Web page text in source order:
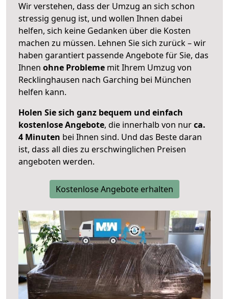
Wir verstehen, dass der Umzug an sich schon
stressig genug ist, und wollen Ihnen dabei
helfen, sich keine Gedanken über die Kosten
machen zu müssen. Lehnen Sie sich zurück – wir
haben garantiert passende Angebote für Sie, das
Ihnen ohne Probleme mit Ihrem Umzug von
Recklinghausen nach Garching bei München
helfen kann.
Holen Sie sich ganz bequem und einfach
kostenlose Angebote, die innerhalb von nurca.
4 Minuten bei Ihnen sind. Und das Beste daran
ist, dass all dies zu erschwinglichen Preisen
angeboten werden.
Kostenlose Angebote erhalten